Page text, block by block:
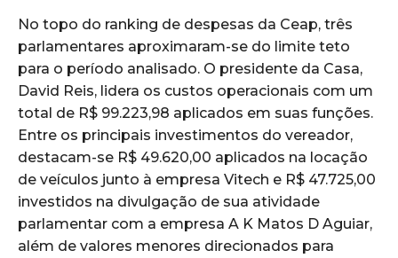
No topo do ranking de despesas da Ceap, três
parlamentares aproximaram-se do limite teto
para o período analisado. O presidente da Casa,
David Reis, lidera os custos operacionais com um
total de R$ 99.223,98 aplicados em suas funções.
Entre os principais investimentos do vereador,
destacam-se R$ 49.620,00 aplicados na locação
de veículos junto à empresa Vitech e R$ 47.725,00
investidos na divulgação de sua atividade
parlamentar com a empresa A K Matos D Aguiar,
além de valores menores direcionados para